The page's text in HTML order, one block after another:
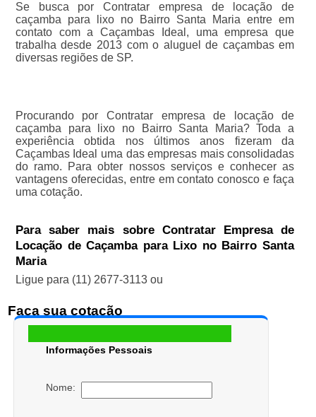
Se busca por Contratar empresa de locação de
caçamba para lixo no Bairro Santa Maria entre em
contato com a Caçambas Ideal, uma empresa que
trabalha desde 2013 com o aluguel de caçambas em
diversas regiões de SP.
Procurando por Contratar empresa de locação de
caçamba para lixo no Bairro Santa Maria? Toda a
experiência obtida nos últimos anos fizeram da
Caçambas Ideal uma das empresas mais consolidadas
do ramo. Para obter nossos serviços e conhecer as
vantagens oferecidas, entre em contato conosco e faça
uma cotação.
Para saber mais sobre Contratar Empresa de
Locação de Caçamba para Lixo no Bairro Santa
Maria
Ligue para (11) 2677-3113ou
Faça sua cotação
Informações Pessoais
Nome: